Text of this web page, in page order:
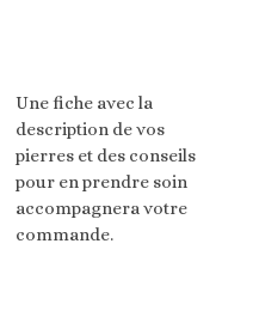
Une fiche avec la
description de vos
pierres et des conseils
pour en prendre soin
accompagnera votre
commande.